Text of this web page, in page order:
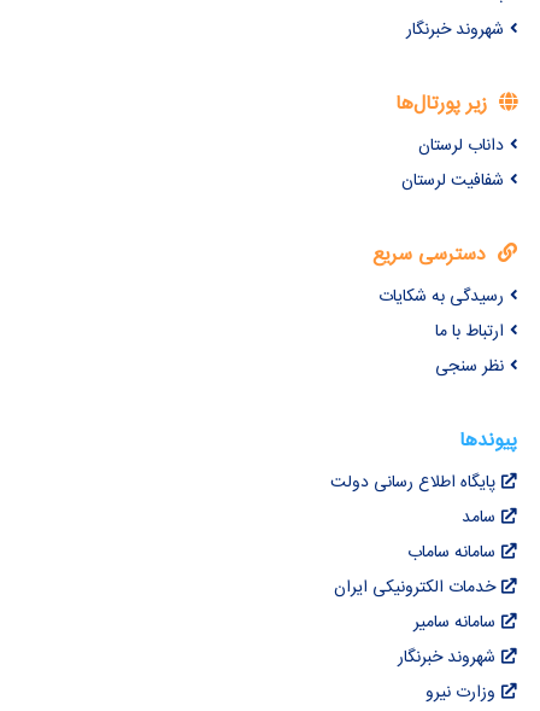
شهروند خبرنگار
زیر پورتال‌ها
داناب لرستان
شفافیت لرستان
دسترسی سریع
رسیدگی به شکایات
ارتباط با ما
نظر سنجی
پیوندها
پایگاه اطلاع رسانی دولت
سامد
سامانه ساماب
خدمات الکترونیکی ایران
سامانه سامیر
شهروند خبرنگار
وزارت نیرو